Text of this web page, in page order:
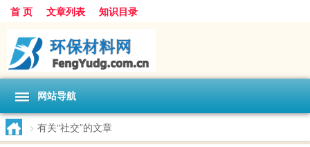
首 页 文章列表 知识目录
网站导航
> 有关“社交”的文章